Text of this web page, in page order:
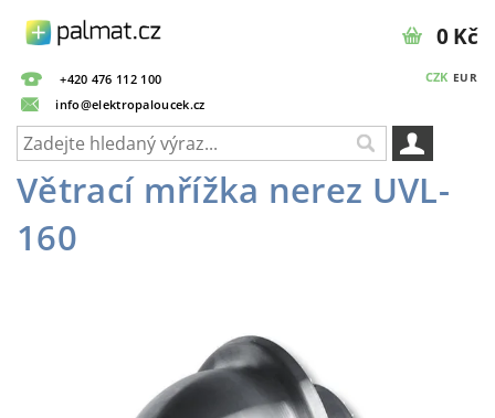
+420 476 112 100
info@elektropaloucek.cz
CZK EUR
0 Kč
Větrací mřížka nerez UVL-
160